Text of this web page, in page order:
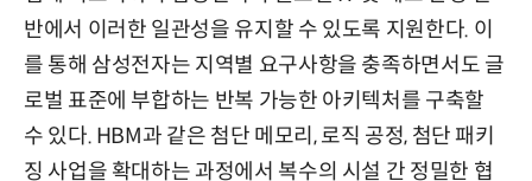
반에서 이러한 일관성을 유지할 수 있도록 지원한다. 이
를 통해 삼성전자는 지역별 요구사항을 충족하면서도 글
로벌 표준에 부합하는 반복 가능한 아키텍처를 구축할
수 있다. HBM과 같은 첨단 메모리, 로직 공정, 첨단 패키
징 사업을 확대하는 과정에서 복수의 시설 간 정밀한 협